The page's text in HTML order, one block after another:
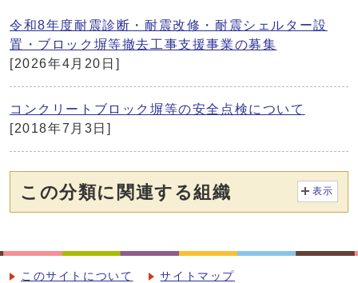
令和8年度耐震診断・耐震改修・耐震シェルター設
置・ブロック塀等撤去工事支援事業の募集
[2026年4月20日]
コンクリートブロック塀等の安全点検について
[2018年7月3日]
この分類に関連する組織 表示
このサイトについて サイトマップ